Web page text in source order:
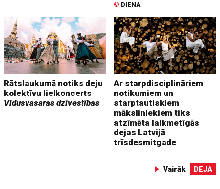
© DIENA
Rātslaukumā notiks deju
kolektīvu lielkoncerts
Vidusvasaras dzīvestības
Ar starpdisciplināriem
notikumiem un
starptautiskiem
māksliniekiem tiks
atzīmēta laikmetīgās
dejas Latvijā
trīsdesmitgade
Vairāk DEJA